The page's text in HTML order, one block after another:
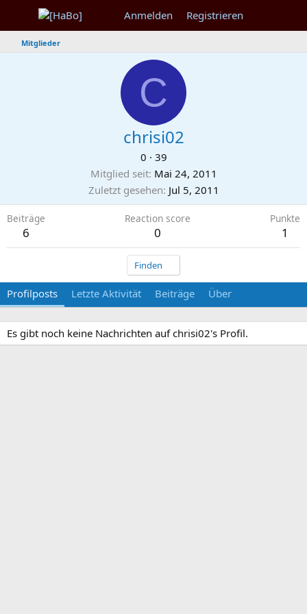
Anmelden Registrieren
Mitglieder
C
chrisi02
0 · 39
Mitglied seit Mai 24, 2011
Zuletzt gesehen Jul 5, 2011
Beiträge
6
Reaction score
0
Punkte
1
Finden
Profilposts Letzte Aktivität Beiträge Über
Es gibt noch keine Nachrichten auf chrisi02's Profil.